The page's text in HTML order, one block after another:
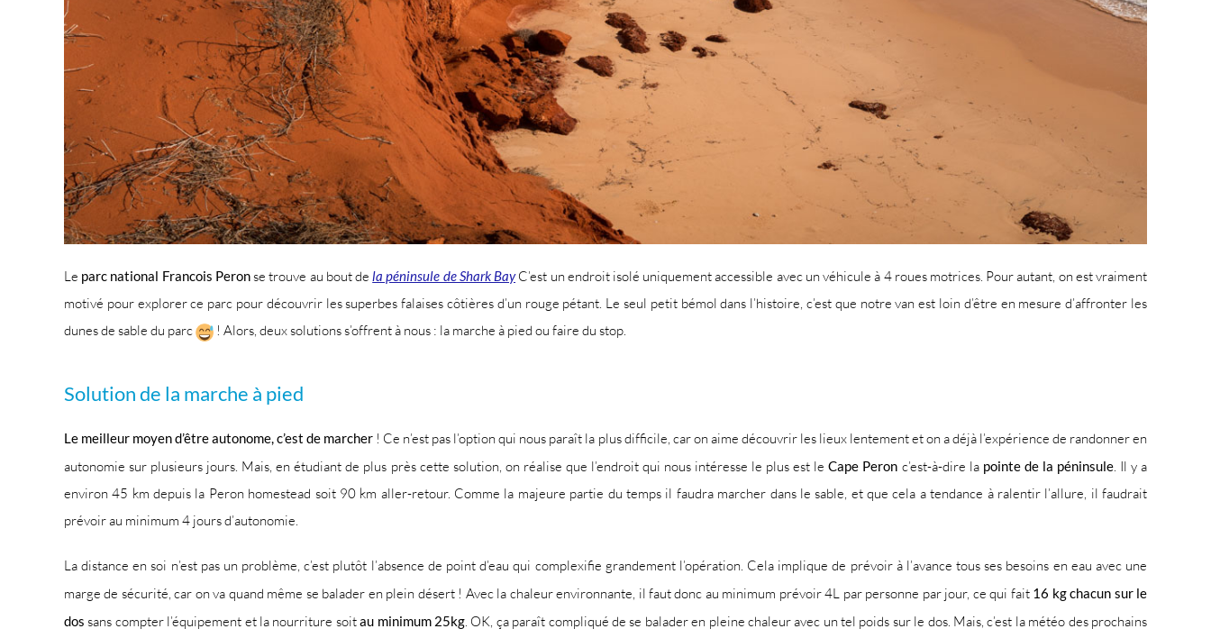
Le parc national Francois Peronse trouve au bout dela péninsule de Shark BayC’est un endroit isolé uniquement accessible avec un véhicule à 4 roues motrices. Pour autant, on est vraiment
motivé pour explorer ce parc pour découvrir les superbes falaises côtières d’un rouge pétant. Le seul petit bémol dans l’histoire, c’est que notre van est loin d’être en mesure d’affronter les
dunes de sable du parc
! Alors, deux solutions s’offrent à nous : la marche à pied ou faire du stop.
Solution de la marche à pied
Le meilleur moyen d’être autonome, c’est de marcher ! Ce n’est pas l’option qui nous paraît la plus difficile, car on aime découvrir les lieux lentement et on a déjà l’expérience de randonner en
autonomie sur plusieurs jours. Mais, en étudiant de plus près cette solution, on réalise que l’endroit qui nous intéresse le plus est leCape Peron c’est-à-dire la pointe de la péninsule. Il y a
environ 45 km depuis la Peron homestead soit 90 km aller-retour. Comme la majeure partie du temps il faudra marcher dans le sable, et que cela a tendance à ralentir l’allure, il faudrait
prévoir au minimum 4 jours d’autonomie.
La distance en soi n’est pas un problème, c’est plutôt l’absence de point d’eau qui complexifie grandement l’opération. Cela implique de prévoir à l’avance tous ses besoins en eau avec une
marge de sécurité, car on va quand même se balader en plein désert ! Avec la chaleur environnante, il faut donc au minimum prévoir 4L par personne par jour, ce qui fait 16 kg chacun sur le
dos sans compter l’équipement et la nourriture soitau minimum 25kg. OK, ça paraît compliqué de se balader en pleine chaleur avec un tel poids sur le dos. Mais, c’est la météo des prochains